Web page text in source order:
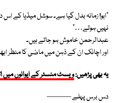
“ابو! زمانہ بدل گیا ہے۔ سوشل میڈیا کے اس
نہیں ہوتے…”
عبدالرحمن خاموش ہو جاتے ہیں۔
اور اچانک ان کے ذہن میں ماضی کا منظر
یہ بھی پڑھیں:ویسٹ منسٹر کے ایوانوں میں
دس برس پہلے ———